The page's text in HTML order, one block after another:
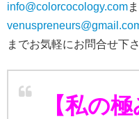
info@colorcocology.com
までお気軽にお問合せ下
【私の